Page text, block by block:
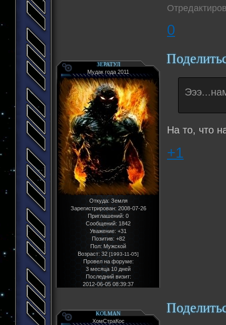
0
ЗЕРАТУЛ
Мудак года 2011
Откуда: Земля
Зарегистрирован: 2008-07-26
Приглашений: 0
Сообщений: 1842
Уважение: +31
Позитив: +82
Пол: Мужской
Возраст: 32 [1993-11-05]
Провел на форуме:
3 месяца 10 дней
Последний визит:
2012-06-05 08:39:37
На то, что
+1
KOLMAN
ХомСтраКос